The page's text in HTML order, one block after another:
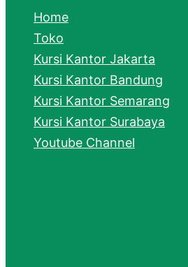
a
r
c
h
Home
Toko
Kursi Kantor Jakarta
Kursi Kantor Bandung
Kursi Kantor Semarang
Kursi Kantor Surabaya
Youtube Channel